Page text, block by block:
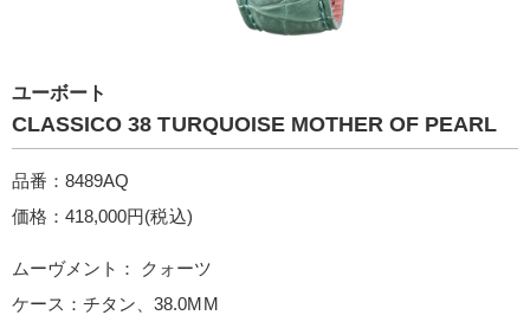
ユーボート
CLASSICO 38 TURQUOISE MOTHER OF PEARL
品番：8489AQ
価格：418,000円(税込)
ムーヴメント： クォーツ
ケース：チタン、38.0MM